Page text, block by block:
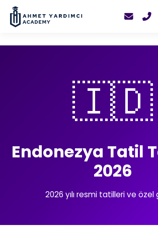
🇮🇩
Endonezya Tatil
2026
2026 yılı resmi tatilleri ve özel